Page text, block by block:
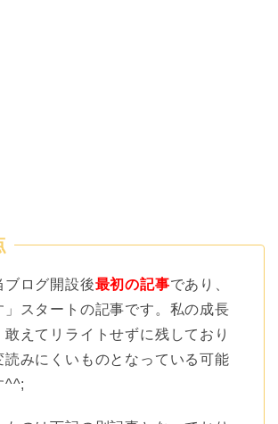
ブログ開設後最初の記事であり、
」スタートの記事です。私の成長
敢えてリライトせずに残しており
読みにくいものとなっている可能
^^;